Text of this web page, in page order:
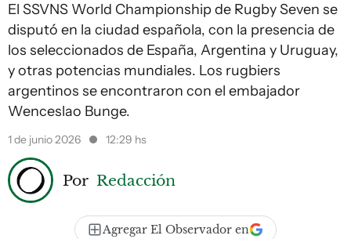
El SSVNS World Championship de Rugby Seven se
disputó en la ciudad española, con la presencia de
los seleccionados de España, Argentina y Uruguay,
y otras potencias mundiales. Los rugbiers
argentinos se encontraron con el embajador
Wenceslao Bunge.
1 de junio 2026 12:29 hs
Por Redacción
Agregar El Observador en